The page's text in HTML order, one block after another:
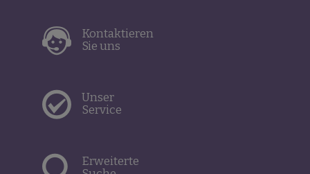
Kontaktieren
Sie uns
Unser
Service
Erweiterte